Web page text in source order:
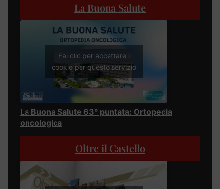
La Buona Salute
Fai clic per accettare i
cookie per questo servizio
La Buona Salute 63° puntata: Ortopedia
oncologica
Oltre il Castello